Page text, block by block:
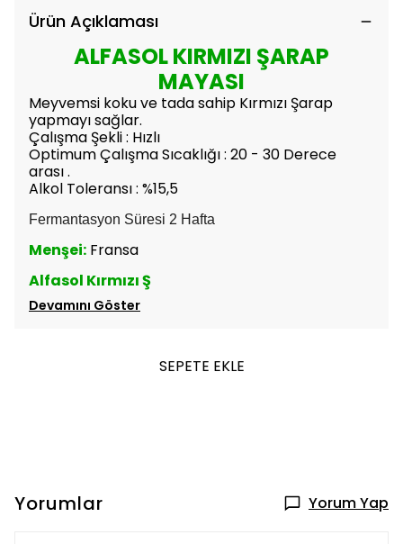
Ürün Açıklaması
ALFASOL KIRMIZI ŞARAP
MAYASI
Meyvemsi koku ve tada sahip Kırmızı Şarap
yapmayı sağlar.
Çalışma Şekli : Hızlı
Optimum Çalışma Sıcaklığı : 20 - 30 Derece
arası .
Alkol Toleransı : %15,5
Fermantasyon Süresi 2 Hafta
Menşei: Fransa
Alfasol Kırmızı Ş
Devamını Göster
SEPETE EKLE
Yorumlar Yorum Yap